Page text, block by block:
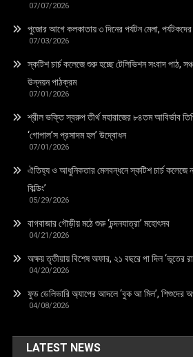
07/07/2026
পুজোর আগে কলকাতায় ৩ দিনের পর্যটন মেলা,
07/03/2026
স্কটিশ চার্চ কলেজে শুরু হচ্ছে টেলিভিশন সংবাদ পাঠ,
উন্নয়ন পাঠক্রম
07/01/2026
শ্রীল ভক্তি স্বরুপ তীর্থ মহারাজের ৮৪তম আবির্ভাব
‘গোপাল’স প্রসাদম হল’ উদ্বোধন
07/01/2026
ঐতিহ্য ও আধুনিকতার মেলবন্ধনে স্কটিশ চার্চ কলেজে
বিল্ডিং’
05/29/2026
বাগবাজার গৌড়ীয় মঠে শুরু ‘চন্দনযাত্রা’ মহোৎসব
04/21/2026
অক্ষয় তৃতীয়ায় বিশেষ অফার, ২১ বছরে পা দিল ‘ভূতের
04/20/2026
ফুড ডেলিভারি অ্যাপের আদলে ‘বুক আ মিল’, শিশুদের
04/08/2026
LATEST NEWS